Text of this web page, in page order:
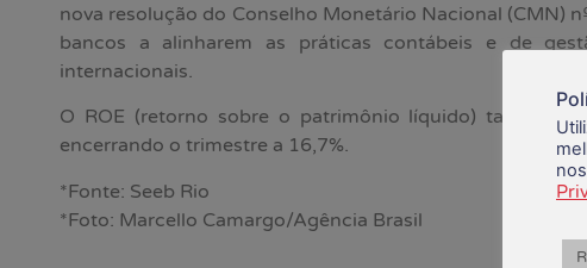
nova resolução do Conselho Monetário Nacional (CMN)
bancos a alinharem as práticas contábeis e de
internacionais.
O ROE (retorno sobre o patrimônio líquido) também
encerrando o trimestre a 16,7%.
*Fonte: Seeb Rio
*Foto: Marcello Camargo/Agência Brasil